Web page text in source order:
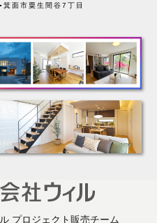
合、滞納取立者。
保護のための教育を定期的に行
たします。
必要な安全管理措置を実施いた
部又は一部について外部委託を
は、個人情報保護法に定める別
▪箕面市粟生間谷7丁目
プロジェクト販売チーム